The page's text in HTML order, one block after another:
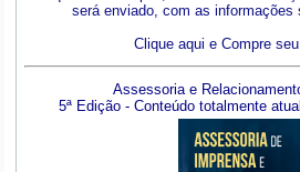
será enviado, com as informações
Clique aqui e Compre
Assessoria e
5ª Edição - Conteúdo totalmente